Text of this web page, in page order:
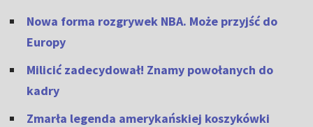
Nowa forma rozgrywek NBA. Może przyjść do
Europy
Milicić zadecydował! Znamy powołanych do
kadry
Zmarła legenda amerykańskiej koszykówki